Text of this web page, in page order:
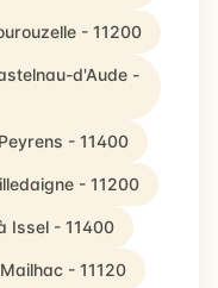
- 11200
d'Aude -
- 11400
- 11200
Issel - 11400
- 11120